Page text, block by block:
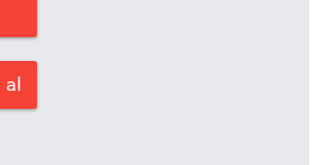
al